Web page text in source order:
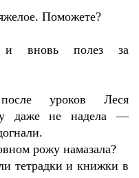
Поможете?
и вновь полез за
уроков Леся
даже не надела —
рожу намазала?
тетрадки и книжки в